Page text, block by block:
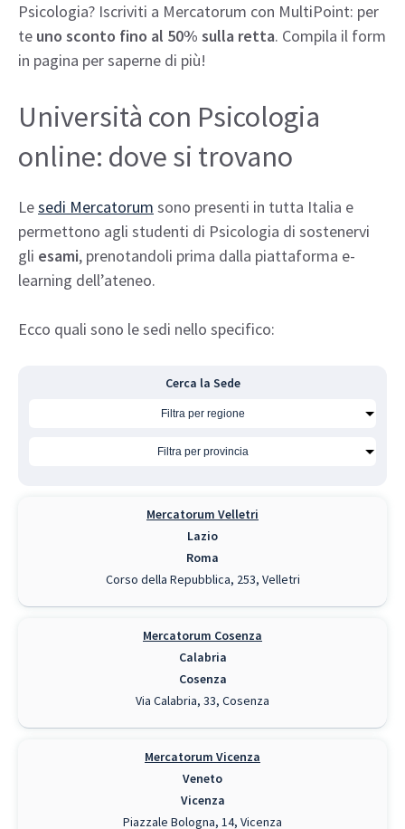
Psicologia? Iscriviti a Mercatorum con MultiPoint: per
te uno sconto fino al 50% sulla retta. Compila il form
in pagina per saperne di più!
Università con Psicologia
online: dove si trovano
Lesedi Mercatorum sono presenti in tutta Italia e
permettono agli studenti di Psicologia di sostenervi
gli esami, prenotandoli prima dalla piattaforma e-
learning dell’ateneo.
Ecco quali sono le sedi nello specifico:
Cerca la Sede
Mercatorum Velletri
Lazio
Roma
Corso della Repubblica, 253, Velletri
Mercatorum Cosenza
Calabria
Cosenza
Via Calabria, 33, Cosenza
Mercatorum Vicenza
Veneto
Vicenza
Piazzale Bologna, 14, Vicenza